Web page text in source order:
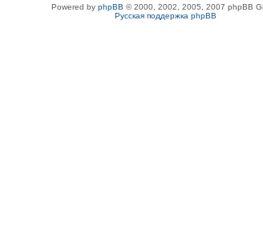
Powered by phpBB © 2000, 2002, 2005, 2007 phpBB
Русская поддержка phpBB